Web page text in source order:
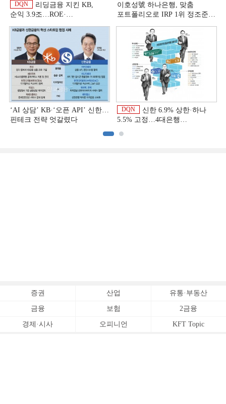
DQN
리딩금융 지킨 KB,
순익 3.9조…ROE·
상반기 금융 리그테이블]
이호성號 하나은행, 맞춤
포트폴리오로 IRP 1위 정조준
‘AI 상담’ KB·‘오픈 API’ 신한…
핀테크 전략 엇갈렸다
DQN
신한 6.9% 상한·하나
5.5% 고정…4대은행
증권 산업 유통·부동산
금융 보험 2금융
경제·시사 오피니언 KFT Topic